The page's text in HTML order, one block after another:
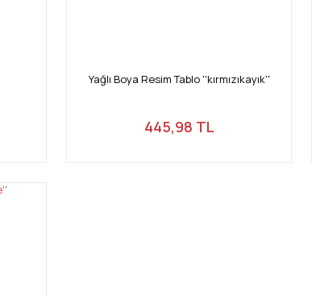
Yağlı Boya Resim Tablo ''kırmızıkayık''
445,98 TL